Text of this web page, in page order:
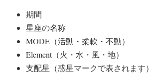
期間
星座の名称
MODE（活動・柔軟・不動）
Element（火・水・風・地）
支配星（惑星マークで表されます）